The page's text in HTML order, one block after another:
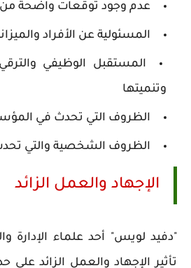
عدم وجود توقعات واضحة
المسئولية عن الأفراد
المستقبل الوظيفي
وتنميتها
الظروف التي تحدث في
الظروف الشخصية والتي
الإجهاد والعمل الزائد
"دفيد لويس" أحد علماء الإدارة
تأثير الإجهاد والعمل الزائد على